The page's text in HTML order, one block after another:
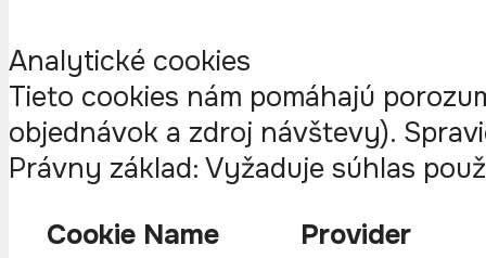
Analytické cookies
Tieto cookies nám pomáhajú
objednávok a zdroj návštevy).
Právny základ: Vyžaduje súhlas
Cookie Name
Provider